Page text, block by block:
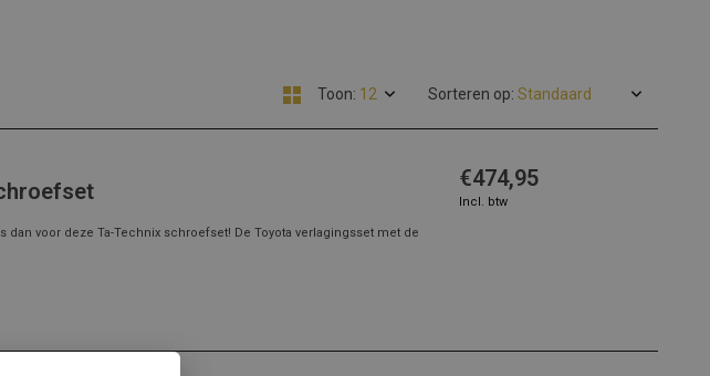
Toon: Sorteren op:
dan voor deze Ta-Technix schroefset! De Toyota verlagingsset met de
€474,95
Incl. btw